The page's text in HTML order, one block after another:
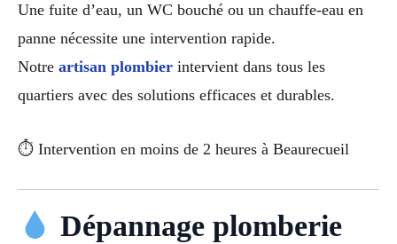
Une fuite d’eau, un WC bouché ou un chauffe-eau en
panne nécessite une intervention rapide.
Notre artisan plombier intervient dans tous les
quartiers avec des solutions efficaces et durables.
⏱ Intervention en moins de 2 heures à Beaurecueil
Dépannage plomberie